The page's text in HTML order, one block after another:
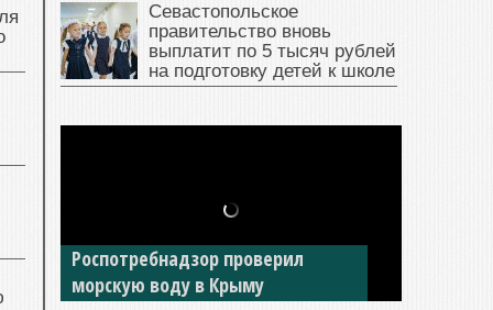
Севастопольское
правительство вновь
выплатит по 5 тысяч рублей
на подготовку детей к школе
Роспотребнадзор проверил
морскую воду в Крыму